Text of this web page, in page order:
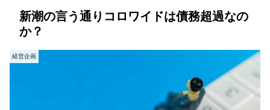
新潮の言う通りコロワイドは債務超過なの
か？
経営企画